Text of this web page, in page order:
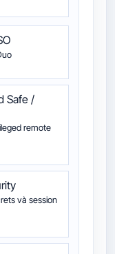
Safe /
remote
và session